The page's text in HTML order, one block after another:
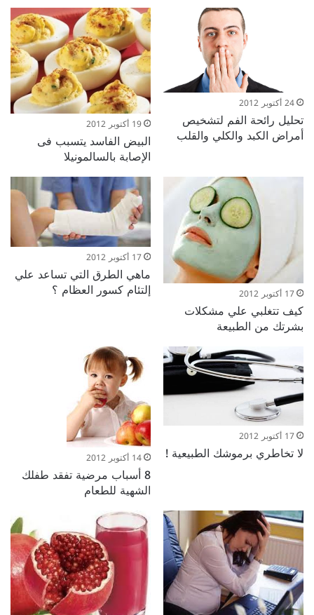
24 أكتوبر 2012
تحليل رائحة الفم لتشخيص
أمراض الكبد والكلي والقلب
19 أكتوبر 2012
البيض الفاسد يتسبب فى
الإصابة بالسالمونيلا
17 أكتوبر 2012
كيف تتغلبي علي مشكلات
بشرتك من الطبيعة
17 أكتوبر 2012
ماهي الطرق التي تساعد علي
إلتئام كسور العظام ؟
17 أكتوبر 2012
لا تخاطري برموشك الطبيعية ! 14 أكتوبر 2012
8 أسباب مرضية تفقد طفلك
الشهية للطعام